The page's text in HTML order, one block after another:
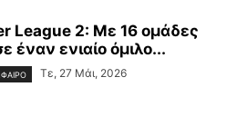
League 2: Με 16 ομάδες
έναν ενιαίο όμιλο...
Τε, 27 Μάι, 2026